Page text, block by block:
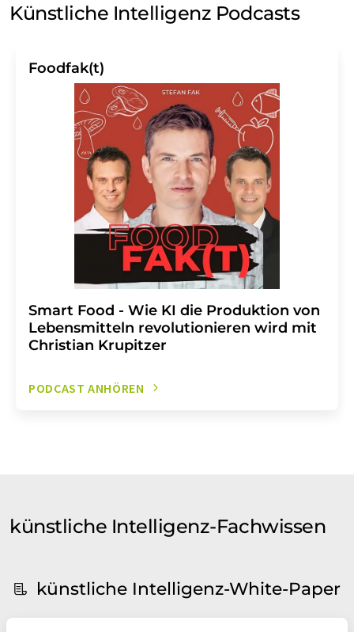
Künstliche Intelligenz Podcasts
Foodfak(t)
Smart Food - Wie KI die Produktion von
Lebensmitteln revolutionieren wird mit
Christian Krupitzer
PODCAST ANHÖREN
künstliche Intelligenz-Fachwissen
künstliche Intelligenz-White-Paper